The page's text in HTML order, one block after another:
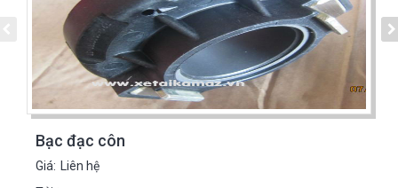
Bạc đạc côn
Giá: Liên hệ